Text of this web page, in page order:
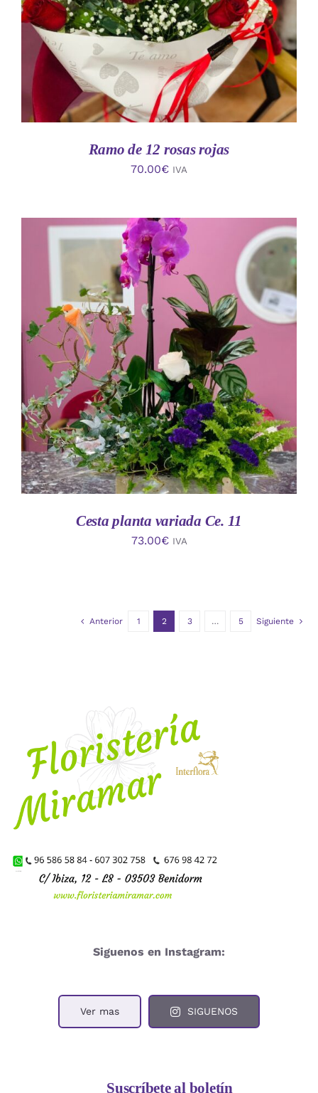
Ramo de 12 rosas rojas
70.00€ IVA
AÑADIR AL CARRITO
/
DETALLES
Cesta planta variada Ce. 11
73.00€ IVA
Anterior 1 2 3 … 5 Siguiente
Siguenos en Instagram:
Ver mas SIGUENOS
Suscríbete al boletín